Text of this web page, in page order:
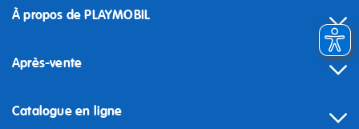
À propos de PLAYMOBIL
Après-vente
Catalogue en ligne